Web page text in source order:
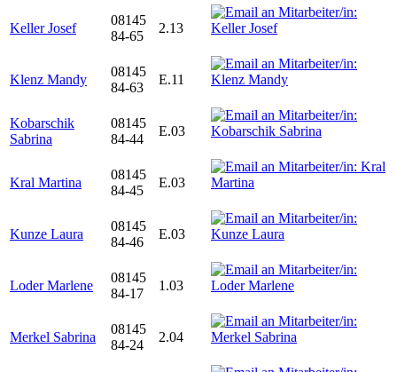
Keller Josef
08145
84-65
2.13
Klenz Mandy
08145
84-63
E.11
Kobarschik
Sabrina
08145
84-44
E.03
Kral Martina
08145
84-45
E.03
Kunze Laura
08145
84-46
E.03
Loder Marlene
08145
84-17
1.03
Merkel Sabrina
08145
84-24
2.04